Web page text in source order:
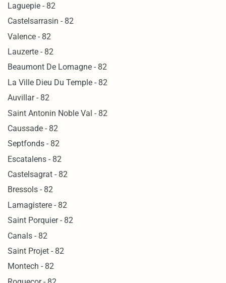
Laguepie - 82
Castelsarrasin - 82
Valence - 82
Lauzerte - 82
Beaumont De Lomagne - 82
La Ville Dieu Du Temple - 82
Auvillar - 82
Saint Antonin Noble Val - 82
Caussade - 82
Septfonds - 82
Escatalens - 82
Castelsagrat - 82
Bressols - 82
Lamagistere - 82
Saint Porquier - 82
Canals - 82
Saint Projet - 82
Montech - 82